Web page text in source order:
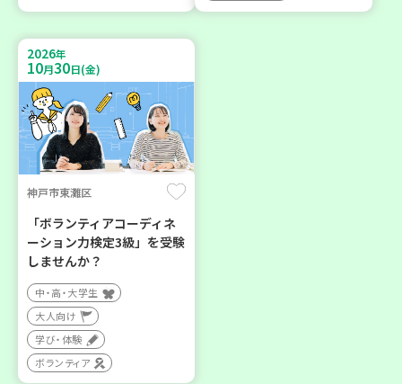
2026年
10月30日(金)
神戸市東灘区
「ボランティアコーディネ
ーション力検定3級」を受験
しませんか？
中・高・大学生
大人向け
学び・体験
ボランティア